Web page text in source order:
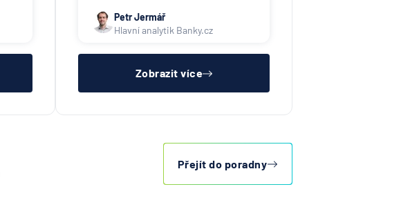
stejně razantní jako při ohlašování
požáru či volání záchranky - nikam
volejte nonstop infolinku Vaší
Petr Jermář
Hlavní analytik Banky.cz
Zobrazit více
Přejít do poradny